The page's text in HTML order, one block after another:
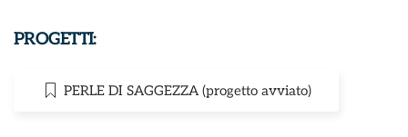
PROGETTI:
PERLE DI SAGGEZZA (progetto avviato)